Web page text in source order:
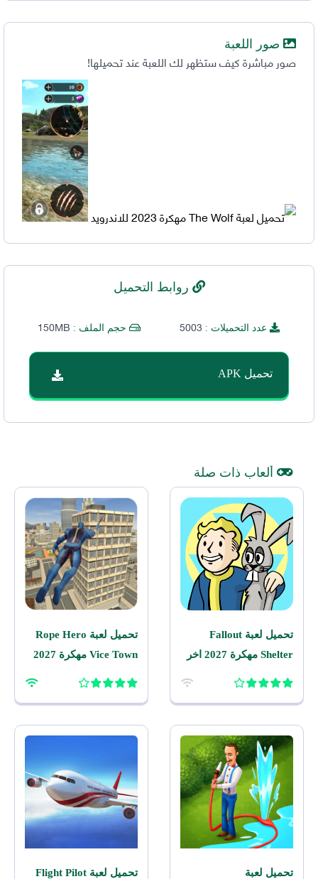
صور اللعبة
صور مباشرة كيف ستظهر لك اللعبة عند تحميلها!
روابط التحميل
عدد التحميلات : 5003 حجم الملف : 150MB
تحميل APK
ألعاب ذات صلة
تحميل لعبة Fallout
Shelter مهكرة 2027 اخر
تحميل لعبة Rope Hero
Vice Town مهكرة 2027
تحميل لعبة
تحميل لعبة Flight Pilot